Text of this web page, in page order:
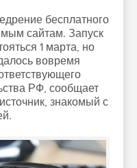
бесплатного
сайтам. Запуск
1 марта, но
вовремя
РФ, сообщает
знакомый с